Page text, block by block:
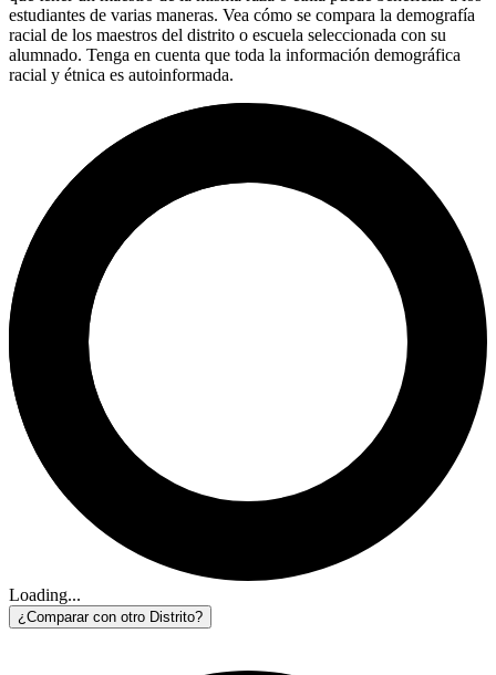
estudiantes de varias maneras. Vea cómo se compara la demografía
racial de los maestros del distrito o escuela seleccionada con su
alumnado. Tenga en cuenta que toda la información demográfica
racial y étnica es autoinformada.
Loading...
¿Comparar con otro Distrito?